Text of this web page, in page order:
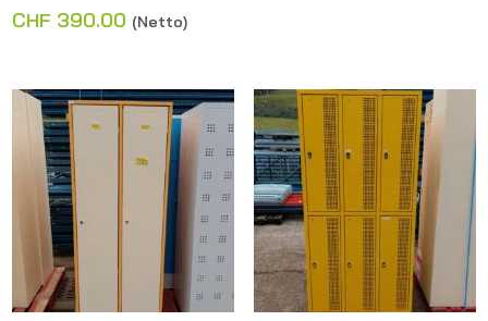
CHF 390.00 (Netto)